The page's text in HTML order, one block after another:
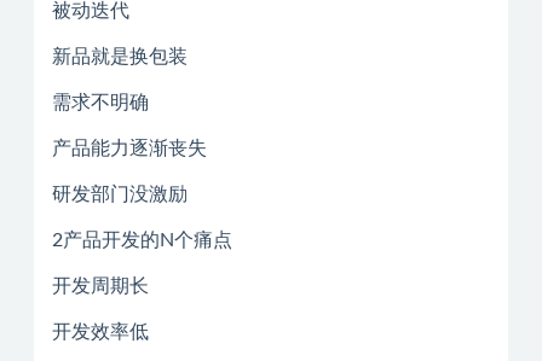
被动迭代
新品就是换包装
需求不明确
产品能力逐渐丧失
研发部门没激励
2产品开发的N个痛点
开发周期长
开发效率低